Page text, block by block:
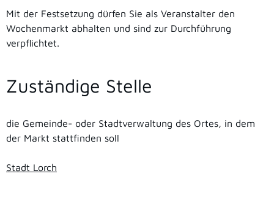
Mit der Festsetzung dürfen Sie als Veranstalter den
Wochenmarkt abhalten und sind zur Durchführung
verpflichtet.
Zuständige Stelle
die Gemeinde- oder Stadtverwaltung des Ortes, in dem
der Markt stattfinden soll
Stadt Lorch